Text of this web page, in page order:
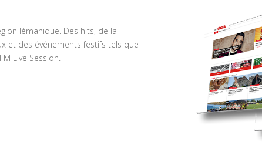
lémanique. Des hits, de la
et des événements festifs tels que
Live Session.